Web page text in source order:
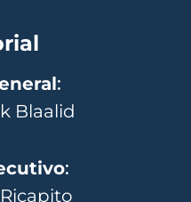
:
Blaalid
: